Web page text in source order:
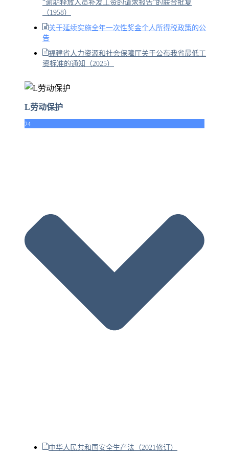
“逾期释放人员补发工资的请求报告”的联合批复
（1958）
关于延续实施全年一次性奖金个人所得税政策的公
告
福建省人力资源和社会保障厅关于公布我省最低工
资标准的通知（2025）
L劳动保护
24
中华人民共和国安全生产法（2021修订）